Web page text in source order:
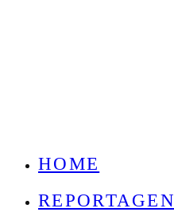
HOME
REPORTAGEN